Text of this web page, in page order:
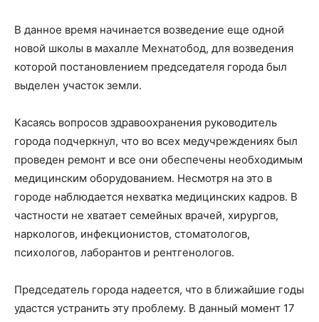
В данное время начинается возведение еще одной
новой школы в махалле Мехнатобод, для возведения
которой постановлением председателя города был
выделен участок земли.
Касаясь вопросов здравоохранения руководитель
города подчеркнул, что во всех медучреждениях был
проведен ремонт и все они обеспечены необходимым
медицинским оборудованием. Несмотря на это в
городе наблюдается нехватка медицинских кадров. В
частности не хватает семейных врачей, хирургов,
наркологов, инфекционистов, стоматологов,
психологов, лаборантов и рентгенологов.
Председатель города надеется, что в ближайшие годы
удастся устранить эту проблему. В данный момент 17